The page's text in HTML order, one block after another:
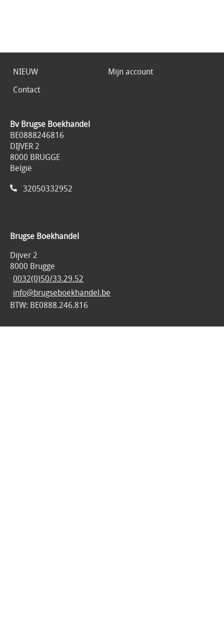
NIEUW
Mijn account
Contact
Bv Brugse Boekhandel
BE0888246816
DIJVER 2
8000 BRUGGE
België
32050332952
Brugse Boekhandel
Dijver 2
8000 Brugge
0032(0)50/33.29.52
info@brugseboekhandel.be
BTW: BE0888.246.816